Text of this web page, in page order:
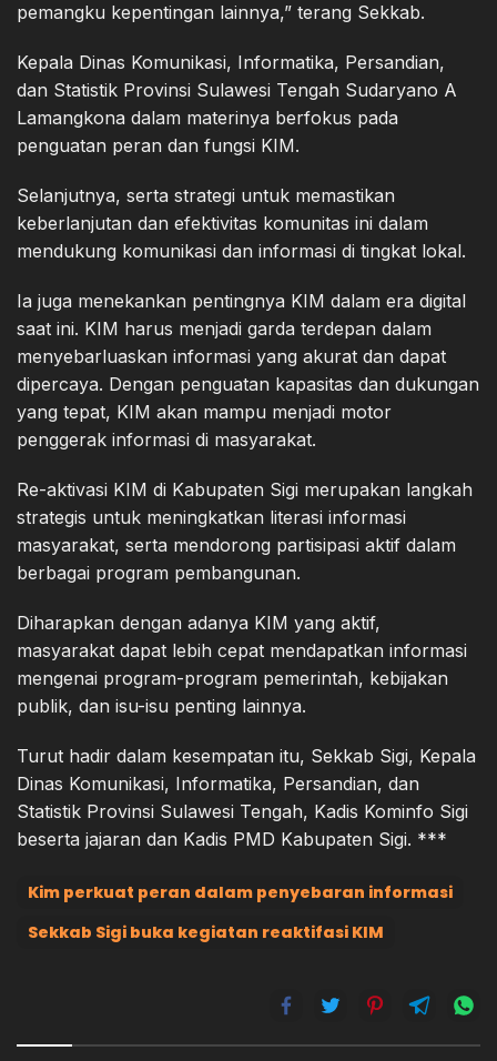
pemangku kepentingan lainnya,” terang Sekkab.
Kepala Dinas Komunikasi, Informatika, Persandian,
dan Statistik Provinsi Sulawesi Tengah Sudaryano A
Lamangkona dalam materinya berfokus pada
penguatan peran dan fungsi KIM.
Selanjutnya, serta strategi untuk memastikan
keberlanjutan dan efektivitas komunitas ini dalam
mendukung komunikasi dan informasi di tingkat lokal.
Ia juga menekankan pentingnya KIM dalam era digital
saat ini. KIM harus menjadi garda terdepan dalam
menyebarluaskan informasi yang akurat dan dapat
dipercaya. Dengan penguatan kapasitas dan dukungan
yang tepat, KIM akan mampu menjadi motor
penggerak informasi di masyarakat.
Re-aktivasi KIM di Kabupaten Sigi merupakan langkah
strategis untuk meningkatkan literasi informasi
masyarakat, serta mendorong partisipasi aktif dalam
berbagai program pembangunan.
Diharapkan dengan adanya KIM yang aktif,
masyarakat dapat lebih cepat mendapatkan informasi
mengenai program-program pemerintah, kebijakan
publik, dan isu-isu penting lainnya.
Turut hadir dalam kesempatan itu, Sekkab Sigi, Kepala
Dinas Komunikasi, Informatika, Persandian, dan
Statistik Provinsi Sulawesi Tengah, Kadis Kominfo Sigi
beserta jajaran dan Kadis PMD Kabupaten Sigi. ***
Kim perkuat peran dalam penyebaran informasi
Sekkab Sigi buka kegiatan reaktifasi KIM